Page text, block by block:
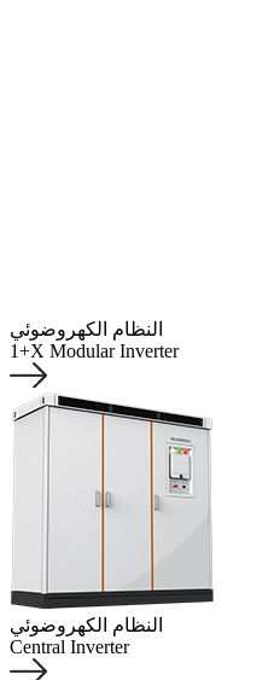
النظام الكهروضوئي
1+X Modular Inverter
النظام الكهروضوئي
Central Inverter